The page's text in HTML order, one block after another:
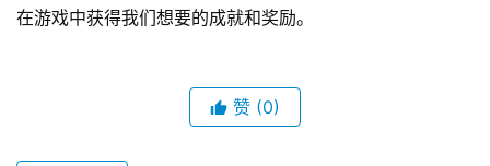
在游戏中获得我们想要的成就和奖励。
赞 (0)